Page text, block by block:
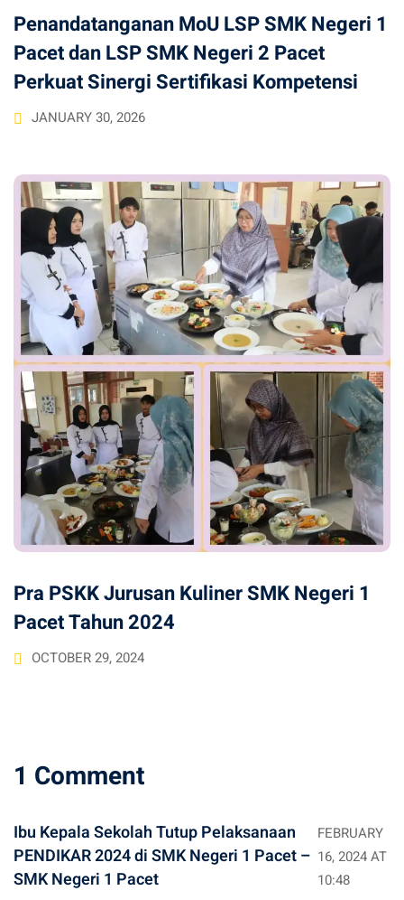
Penandatanganan MoU LSP SMK Negeri 1
Pacet dan LSP SMK Negeri 2 Pacet
Perkuat Sinergi Sertifikasi Kompetensi
JANUARY 30, 2026
Pra PSKK Jurusan Kuliner SMK Negeri 1
Pacet Tahun 2024
OCTOBER 29, 2024
1 Comment
Ibu Kepala Sekolah Tutup Pelaksanaan
PENDIKAR 2024 di SMK Negeri 1 Pacet –
SMK Negeri 1 Pacet
FEBRUARY
16, 2024 AT
10:48